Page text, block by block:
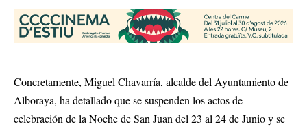
Concretamente, Miguel Chavarría, alcalde del Ayuntamiento de
Alboraya, ha detallado que se suspenden los actos de
celebración de la Noche de San Juan del 23 al 24 de Junio y se